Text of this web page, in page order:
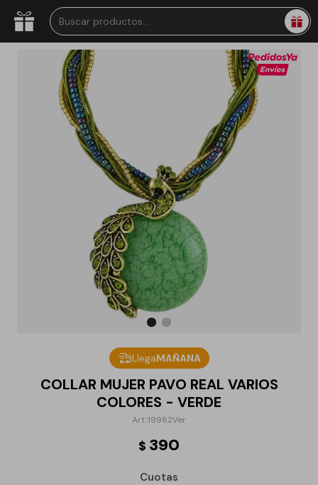
LlegaMAÑANA
COLLAR MUJER PAVO REAL VARIOS
COLORES - VERDE
19982Ver
$ 390
Cuotas